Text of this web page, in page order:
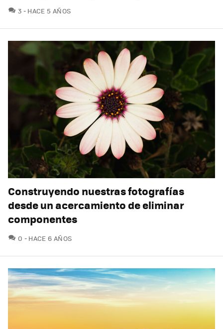
3 COMENTARIOS
HACE 5 AÑOS
Construyendo nuestras fotografías
desde un acercamiento de eliminar
componentes
0 COMENTARIOS
HACE 6 AÑOS